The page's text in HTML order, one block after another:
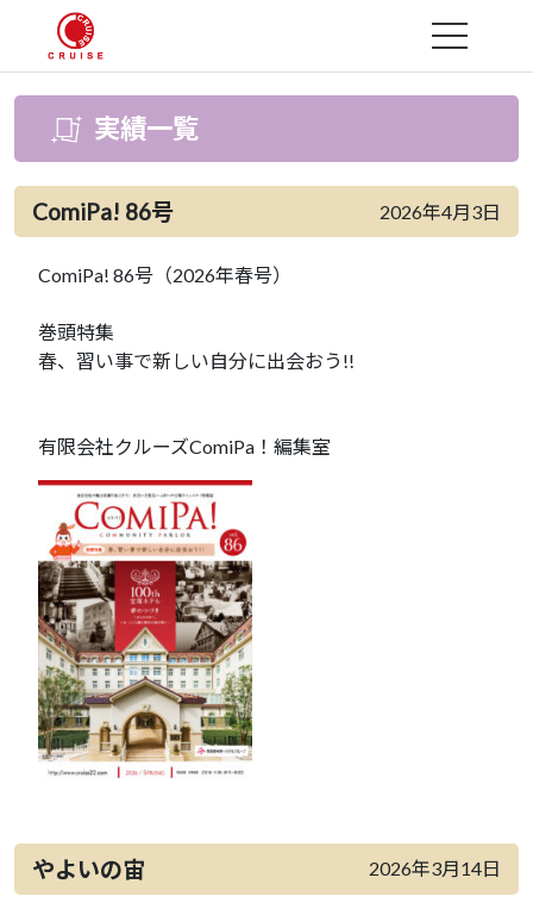
MENU
実績一覧
ComiPa! 86号 2026年4月3日
ComiPa! 86号（2026年春号）
巻頭特集
春、習い事で新しい自分に出会おう!!
有限会社クルーズComiPa！編集室
やよいの宙 2026年3月14日